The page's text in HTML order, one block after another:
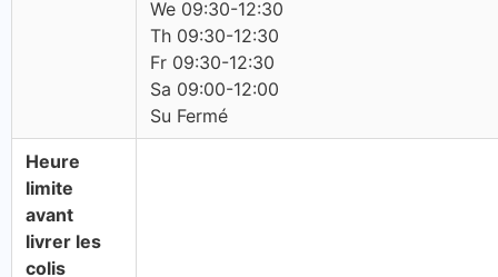
We 09:30-12:30
Th 09:30-12:30
Fr 09:30-12:30
Sa 09:00-12:00
Su Fermé
Heure
limite
avant
livrer les
colis